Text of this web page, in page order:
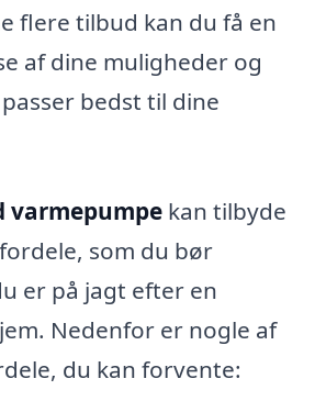
flere tilbud kan du få en
af dine muligheder og
bedst til dine
varmepumpe kan tilbyde
som du bør
er på jagt efter en
Nedenfor er nogle af
du kan forvente: